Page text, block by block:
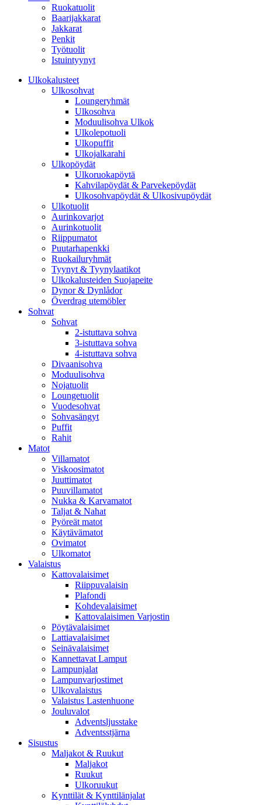
Ruokatuolit
Baarijakkarat
Jakkarat
Penkit
Työtuolit
Istuintyynyt
Ulkokalusteet
Ulkosohvat
Loungeryhmät
Ulkosohva
Moduulisohva Ulkok
Ulkolepotuoli
Ulkopuffit
Ulkojalkarahi
Ulkopöydät
Ulkoruokapöytä
Kahvilapöydät & Parvekepöydät
Ulkosohvapöydät & Ulkosivupöydät
Ulkotuolit
Aurinkovarjot
Aurinkotuolit
Riippumatot
Puutarhapenkki
Ruokailuryhmät
Tyynyt & Tyynylaatikot
Ulkokalusteiden Suojapeite
Dynor & Dynlådor
Överdrag utemöbler
Sohvat
Sohvat
2-istuttava sohva
3-istuttava sohva
4-istuttava sohva
Divaanisohva
Moduulisohva
Nojatuolit
Loungetuolit
Vuodesohvat
Sohvasängyt
Puffit
Rahit
Matot
Villamatot
Viskoosimatot
Juuttimatot
Puuvillamatot
Nukka & Karvamatot
Taljat & Nahat
Pyöreät matot
Käytävämatot
Ovimatot
Ulkomatot
Valaistus
Kattovalaisimet
Riippuvalaisin
Plafondi
Kohdevalaisimet
Kattovalaisimen Varjostin
Pöytävalaisimet
Lattiavalaisimet
Seinävalaisimet
Kannettavat Lamput
Lampunjalat
Lampunvarjostimet
Ulkovalaistus
Valaistus Lastenhuone
Jouluvalot
Adventsljusstake
Adventsstjärna
Sisustus
Maljakot & Ruukut
Maljakot
Ruukut
Ulkoruukut
Kynttilät & Kynttilänjalat